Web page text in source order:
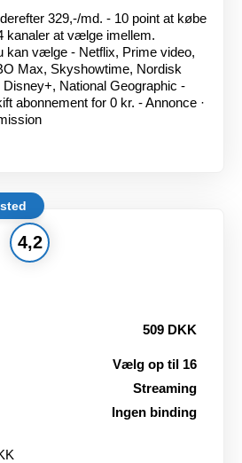
329,-/md. - 10 point at købe
kanaler at vælge imellem.
kan vælge - Netflix, Prime video,
Max, Skyshowtime, Nordisk
National Geographic -
abonnement for 0 kr. - Annonce ·
4,2
509 DKK
Vælg op til 16
Streaming
Ingen binding